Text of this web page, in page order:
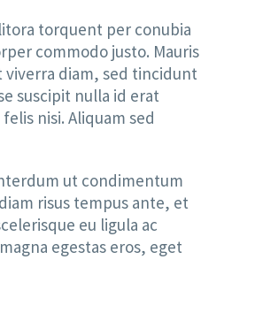
torquent per conubia
commodo justo. Mauris
viverra diam, sed tincidunt
suscipit nulla id erat
nisi. Aliquam sed
ut condimentum
risus tempus ante, et
eu ligula ac
egestas eros, eget